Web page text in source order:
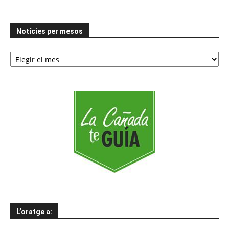
Notícies per mesos
Notícies
per
L’oratge a: